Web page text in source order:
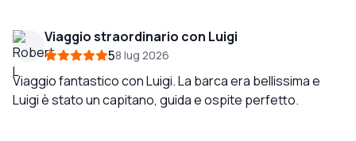
bambini. Ricorderemo questo tour come uno dei nostri
preferiti. Ho anche potuto provare una ricetta di
limoncello molto speciale che era deliziosa! Se cercate
un buon momento, luoghi belli, shopping, nuoto, un buon
Viaggio straordinario con Luigi
58 lug 2026
Viaggio fantastico con Luigi. La barca era bellissima e
Luigi è stato un capitano, guida e ospite perfetto.